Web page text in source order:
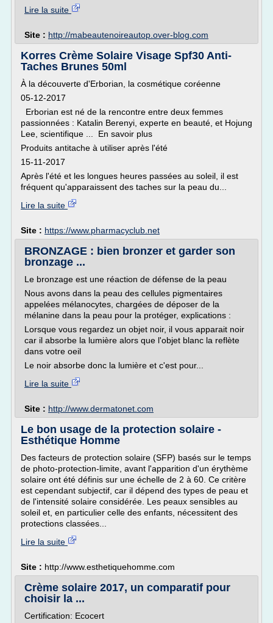
Lire la suite
Site : http://mabeautenoireautop.over-blog.com
Korres Crème Solaire Visage Spf30 Anti-
Taches Brunes 50ml
À la découverte d'Erborian, la cosmétique coréenne
05-12-2017
Erborian est né de la rencontre entre deux femmes
passionnées : Katalin Berenyi, experte en beauté, et Hojung
Lee, scientifique ... En savoir plus
Produits antitache à utiliser après l'été
15-11-2017
Après l'été et les longues heures passées au soleil, il est
fréquent qu'apparaissent des taches sur la peau du...
Lire la suite
Site : https://www.pharmacyclub.net
BRONZAGE : bien bronzer et garder son
bronzage ...
Le bronzage est une réaction de défense de la peau
Nous avons dans la peau des cellules pigmentaires
appelées mélanocytes, chargées de déposer de la
mélanine dans la peau pour la protéger, explications :
Lorsque vous regardez un objet noir, il vous apparait noir
car il absorbe la lumière alors que l'objet blanc la reflète
dans votre oeil
Le noir absorbe donc la lumière et c'est pour...
Lire la suite
Site : http://www.dermatonet.com
Le bon usage de la protection solaire -
Esthétique Homme
Des facteurs de protection solaire (SFP) basés sur le temps
de photo-protection-limite, avant l'apparition d'un érythème
solaire ont été définis sur une échelle de 2 à 60. Ce critère
est cependant subjectif, car il dépend des types de peau et
de l'intensité solaire considérée. Les peaux sensibles au
soleil et, en particulier celle des enfants, nécessitent des
protections classées...
Lire la suite
Site : http://www.esthetiquehomme.com
Crème solaire 2017, un comparatif pour
choisir la ...
Certification: Ecocert